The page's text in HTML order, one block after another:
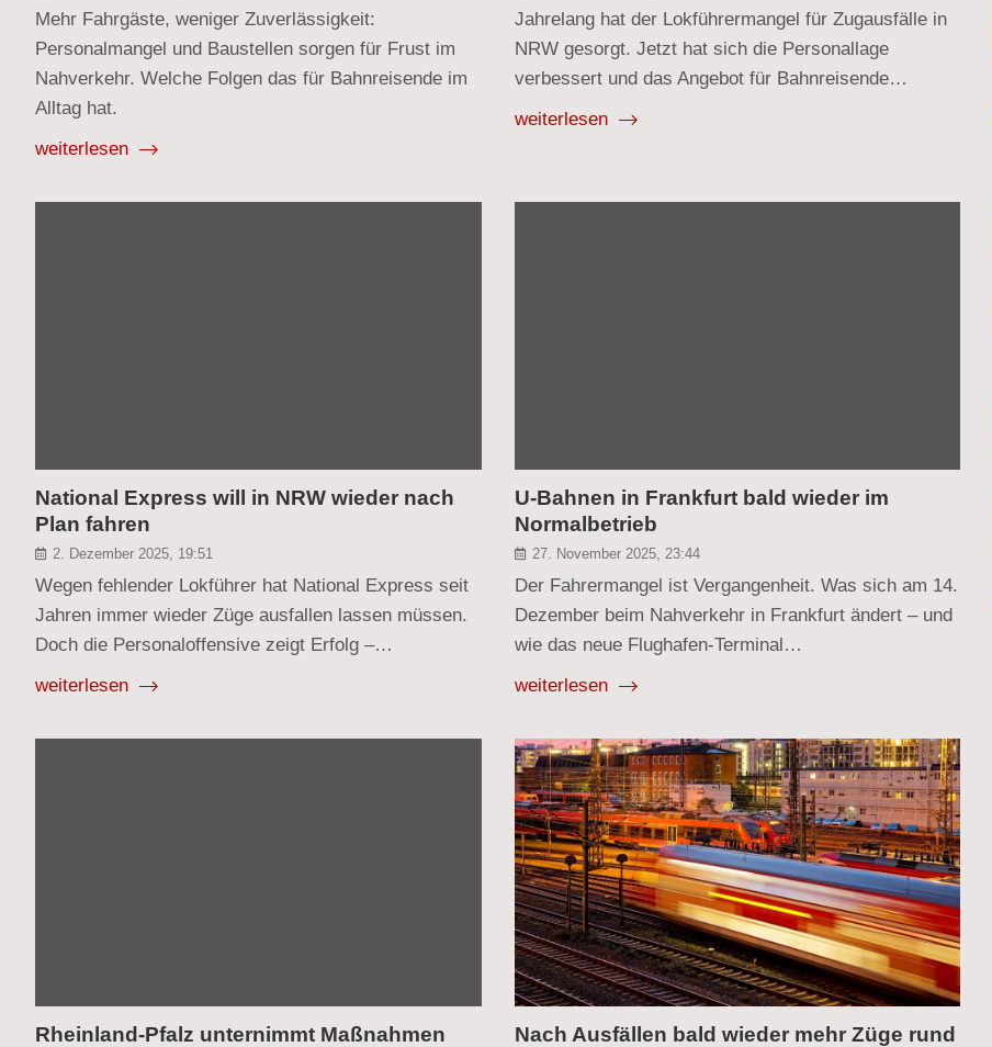
Mehr Fahrgäste, weniger Zuverlässigkeit:
Personalmangel und Baustellen sorgen für Frust im
Nahverkehr. Welche Folgen das für Bahnreisende im
Alltag hat.
weiterlesen
Jahrelang hat der Lokführermangel für Zugausfälle in
NRW gesorgt. Jetzt hat sich die Personallage
verbessert und das Angebot für Bahnreisende…
weiterlesen
National Express will in NRW wieder nach
Plan fahren
2. Dezember 2025, 19:51
Wegen fehlender Lokführer hat National Express seit
Jahren immer wieder Züge ausfallen lassen müssen.
Doch die Personaloffensive zeigt Erfolg –…
weiterlesen
U-Bahnen in Frankfurt bald wieder im
Normalbetrieb
27. November 2025, 23:44
Der Fahrermangel ist Vergangenheit. Was sich am 14.
Dezember beim Nahverkehr in Frankfurt ändert – und
wie das neue Flughafen-Terminal…
weiterlesen
Rheinland-Pfalz unternimmt Maßnahmen
Nach Ausfällen bald wieder mehr Züge rund